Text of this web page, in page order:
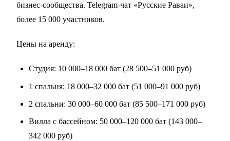
бизнес-сообщества. Telegram-чат «Русские Раваи»,
более 15 000 участников.
Цены на аренду:
Студия: 10 000–18 000 бат (28 500–51 000 руб)
1 спальня: 18 000–32 000 бат (51 000–91 000 руб)
2 спальни: 30 000–60 000 бат (85 500–171 000 руб)
Вилла с бассейном: 50 000–120 000 бат (143 000–
342 000 руб)